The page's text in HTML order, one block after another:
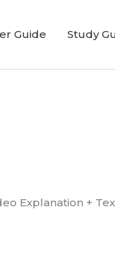
Guide Study
(Video Explanation